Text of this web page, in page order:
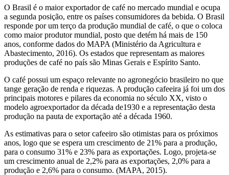
O Brasil é o maior exportador de café no mercado mundial e ocupa
a segunda posição, entre os países consumidores da bebida. O Brasil
responde por um terço da produção mundial de café, o que o coloca
como maior produtor mundial, posto que detém há mais de 150
anos, conforme dados do MAPA (Ministério da Agricultura e
Abastecimento, 2016). Os estados que representam as maiores
produções de café no país são Minas Gerais e Espírito Santo.
O café possui um espaço relevante no agronegócio brasileiro no que
tange geração de renda e riquezas. A produção cafeeira já foi um dos
principais motores e pilares da economia no século XX, visto o
modelo agroexportador da década de1930 e a representação desta
produção na pauta de exportação até a década 1960.
As estimativas para o setor cafeeiro são otimistas para os próximos
anos, logo que se espera um crescimento de 21% para a produção,
para o consumo 31% e 23% para as exportações. Logo, projeta-se
um crescimento anual de 2,2% para as exportações, 2,0% para a
produção e 2,6% para o consumo. (MAPA, 2015).